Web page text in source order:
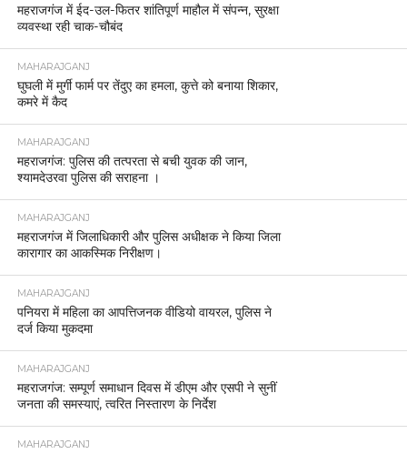
महराजगंज में ईद-उल-फितर शांतिपूर्ण माहौल में संपन्न, सुरक्षा
व्यवस्था रही चाक-चौबंद
MAHARAJGANJ
घुघली में मुर्गी फार्म पर तेंदुए का हमला, कुत्ते को बनाया शिकार,
कमरे में कैद
MAHARAJGANJ
महराजगंज: पुलिस की तत्परता से बची युवक की जान,
श्यामदेउरवा पुलिस की सराहना ।
MAHARAJGANJ
महराजगंज में जिलाधिकारी और पुलिस अधीक्षक ने किया जिला
कारागार का आकस्मिक निरीक्षण।
MAHARAJGANJ
पनियरा में महिला का आपत्तिजनक वीडियो वायरल, पुलिस ने
दर्ज किया मुकदमा
MAHARAJGANJ
महराजगंज: सम्पूर्ण समाधान दिवस में डीएम और एसपी ने सुनीं
जनता की समस्याएं, त्वरित निस्तारण के निर्देश
MAHARAJGANJ